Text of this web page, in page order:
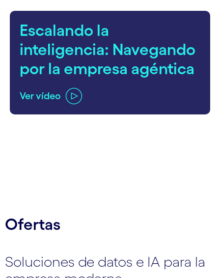
Escalando la
inteligencia: Navegando
por la empresa agéntica
Ver vídeo
Ofertas
Soluciones de datos e IA para la